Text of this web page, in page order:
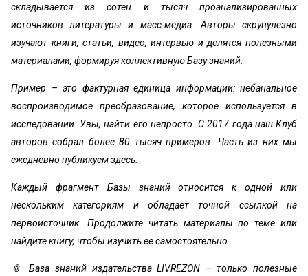
складывается из сотен и тысяч проанализированных
источников литературы и масс-медиа. Авторы скрупулёзно
изучают книги, статьи, видео, интервью и делятся полезными
материалами, формируя коллективную Базу знаний.
Пример – это фактурная единица информации: небанальное
воспроизводимое преобразование, которое используется в
исследовании. Увы, найти его непросто. С 2017 года наш Клуб
авторов собрал более 80 тысяч примеров. Часть из них мы
ежедневно публикуем здесь.
Каждый фрагмент Базы знаний относится к одной или
нескольким категориям и обладает точной ссылкой на
первоисточник. Продолжите читать материалы по теме или
найдите книгу, чтобы изучить её самостоятельно.
📎 База знаний издательства LIVREZON – только полезные